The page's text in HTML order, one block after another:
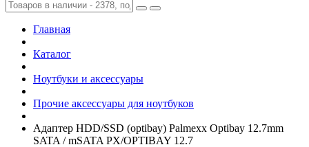
Главная
Каталог
Ноутбуки и аксессуары
Прочие аксессуары для ноутбуков
Адаптер HDD/­SSD (optibay) Palmexx Optibay 12.7mm
SATA /­ mSATA PX/­OPTIBAY 12.7